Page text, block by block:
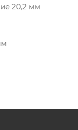
20,2 мм